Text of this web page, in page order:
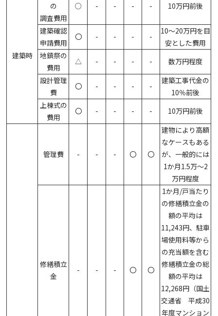
建築時
の
調査費用
○ - - - - 10万円前後
建築確認
申請費用
〇 - - - -
10～20万円を目
安とした費用
地鎮祭の
費用
△ - - - -
数万円程度
設計管理
費
〇 - - - -
建築工事代金の
10％前後
上棟式の
費用
〇 - - - - 10万円前後
管理費 - - - 〇 〇
建物により高額
なケースもある
が、一般的には
1か月1.5万～2
万円程度
修繕積立
金
- - - 〇 〇
1か月/戸当たり
の修繕積立金の
額の平均は
11,243円、駐車
場使用料等から
の充当額を含む
修繕積立金の総
額の平均は
12,268円（国土
交通省 平成30
年度マンション